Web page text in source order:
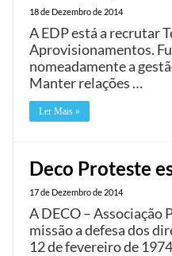
18 de Dezembro de 2014
A EDP está a recrutar
Aprovisionamentos.
nomeadamente a
Manter relações …
Ler Mais »
Deco Proteste
17 de Dezembro de 2014
A DECO – Associação
missão a defesa dos
12 de fevereiro de